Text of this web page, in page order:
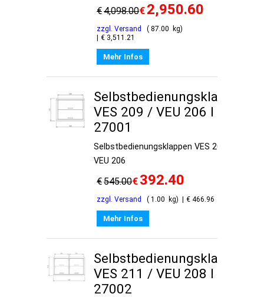
€4,098.00€ 2,950.60
zzgl. Versand 87.00
kg
€ 3,511.21
Mehr Infos
Selbstbedienungsklappen
VES 209 / VEU 206 I
27001
Selbstbedienungsklappen VES 209 /
VEU 206
€545.00€ 392.40
zzgl. Versand 1.00 kg € 466.96
Mehr Infos
Selbstbedienungsklappen
VES 211 / VEU 208 I
27002